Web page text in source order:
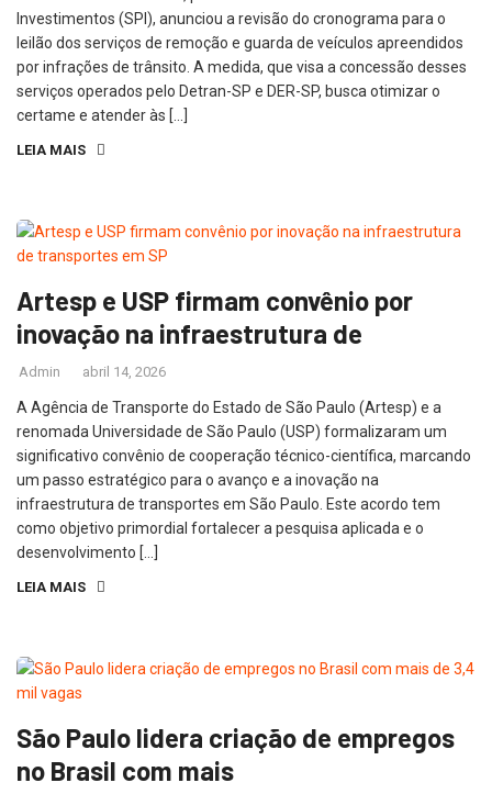
Investimentos (SPI), anunciou a revisão do cronograma para o
leilão dos serviços de remoção e guarda de veículos apreendidos
por infrações de trânsito. A medida, que visa a concessão desses
serviços operados pelo Detran-SP e DER-SP, busca otimizar o
certame e atender às […]
LEIA MAIS
Artesp e USP firmam convênio por
inovação na infraestrutura de
Admin abril 14, 2026
A Agência de Transporte do Estado de São Paulo (Artesp) e a
renomada Universidade de São Paulo (USP) formalizaram um
significativo convênio de cooperação técnico-científica, marcando
um passo estratégico para o avanço e a inovação na
infraestrutura de transportes em São Paulo. Este acordo tem
como objetivo primordial fortalecer a pesquisa aplicada e o
desenvolvimento […]
LEIA MAIS
São Paulo lidera criação de empregos
no Brasil com mais